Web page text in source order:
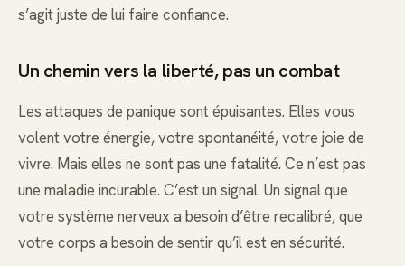
s’agit juste de lui faire confiance.
Un chemin vers la liberté, pas un combat
Les attaques de panique sont épuisantes. Elles vous
volent votre énergie, votre spontanéité, votre joie de
vivre. Mais elles ne sont pas une fatalité. Ce n’est pas
une maladie incurable. C’est un signal. Un signal que
votre système nerveux a besoin d’être recalibré, que
votre corps a besoin de sentir qu’il est en sécurité.